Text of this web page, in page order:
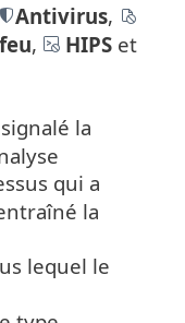
Antivirus,
, HIPS et
la
qui a
la
lequel le